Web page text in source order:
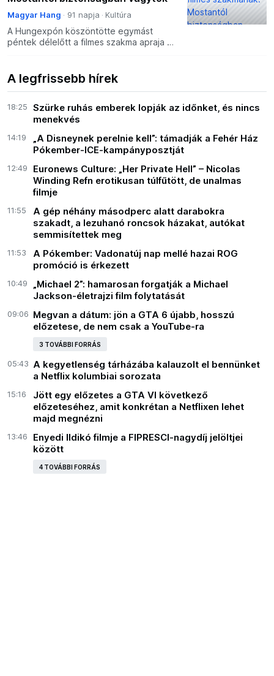
Magyar Hang 91 napja Kultúra
A Hungexpón köszöntötte egymást
péntek délelőtt a filmes szakma apraja és
gondolkodást nyáron foly
A legfrissebb hírek
18:25
Szürke ruhás emberek lopják az időnket, és nincs
menekvés
14:19
„A Disneynek perelnie kell”: támadják a Fehér Ház
Pókember-ICE-kampányposztját
12:49
Euronews Culture: „Her Private Hell” – Nicolas
Winding Refn erotikusan túlfűtött, de unalmas
filmje
11:55
A gép néhány másodperc alatt darabokra
szakadt, a lezuhanó roncsok házakat, autókat
semmisítettek meg
11:53
A Pókember: Vadonatúj nap mellé hazai ROG
promóció is érkezett
10:49
„Michael 2”: hamarosan forgatják a Michael
Jackson-életrajzi film folytatását
09:06 Megvan a dátum: jön a GTA 6 újabb, hosszú
előzetese, de nem csak a YouTube-ra
3 TOVÁBBI FORRÁS
05:43 A kegyetlenség tárházába kalauzolt el bennünket
a Netflix kolumbiai sorozata
15:16
Jött egy előzetes a GTA VI következő
előzeteséhez, amit konkrétan a Netflixen lehet
majd megnézni
13:46
Enyedi Ildikó filmje a FIPRESCI-nagydíj jelöltjei
között
4 TOVÁBBI FORRÁS